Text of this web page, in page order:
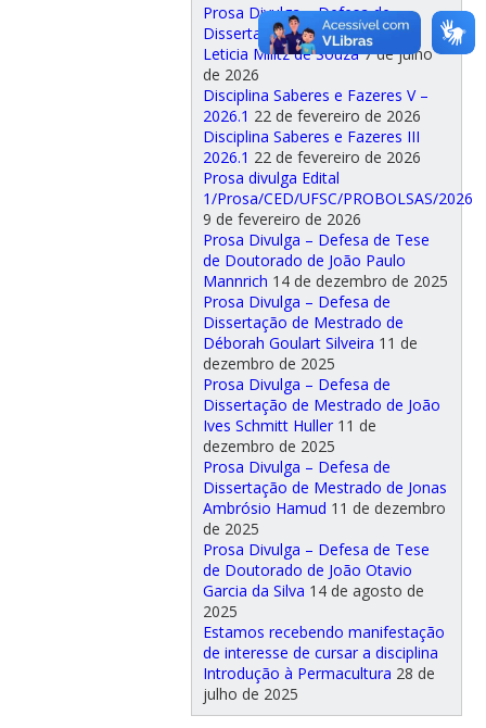
Prosa Divulga – Defesa de
Dissertação de Mestrado de
Leticia Militz de Souza 7 de julho
de 2026
Disciplina Saberes e Fazeres V –
2026.1 22 de fevereiro de 2026
Disciplina Saberes e Fazeres III
2026.1 22 de fevereiro de 2026
Prosa divulga Edital
1/Prosa/CED/UFSC/PROBOLSAS/2026
9 de fevereiro de 2026
Prosa Divulga – Defesa de Tese
de Doutorado de João Paulo
Mannrich 14 de dezembro de 2025
Prosa Divulga – Defesa de
Dissertação de Mestrado de
Déborah Goulart Silveira 11 de
dezembro de 2025
Prosa Divulga – Defesa de
Dissertação de Mestrado de João
Ives Schmitt Huller 11 de
dezembro de 2025
Prosa Divulga – Defesa de
Dissertação de Mestrado de Jonas
Ambrósio Hamud 11 de dezembro
de 2025
Prosa Divulga – Defesa de Tese
de Doutorado de João Otavio
Garcia da Silva 14 de agosto de
2025
Estamos recebendo manifestação
de interesse de cursar a disciplina
Introdução à Permacultura 28 de
julho de 2025